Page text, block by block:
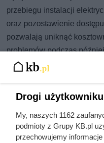
przebiegu instalacji
oraz pozostawienie
pozwalają uniknąć
problemów podczas
Żona
podróży
szokuje
Drogi
My, naszych 1162
podmioty z Grupy KB.pl
przechowujemy